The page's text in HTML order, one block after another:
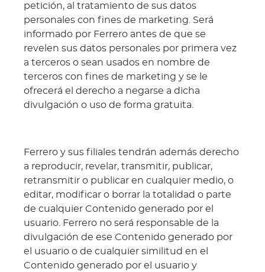
petición, al tratamiento de sus datos
personales con fines de marketing. Será
informado por Ferrero antes de que se
revelen sus datos personales por primera vez
a terceros o sean usados en nombre de
terceros con fines de marketing y se le
ofrecerá el derecho a negarse a dicha
divulgación o uso de forma gratuita.
Ferrero y sus filiales tendrán además derecho
a reproducir, revelar, transmitir, publicar,
retransmitir o publicar en cualquier medio, o
editar, modificar o borrar la totalidad o parte
de cualquier Contenido generado por el
usuario. Ferrero no será responsable de la
divulgación de ese Contenido generado por
el usuario o de cualquier similitud en el
Contenido generado por el usuario y